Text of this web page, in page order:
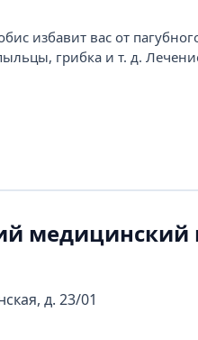
избавит вас от
грибка и т. д.
медицинский
д. 23/01